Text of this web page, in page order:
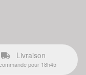
Livraison
pour 18h45